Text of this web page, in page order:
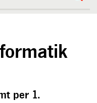
per 1.